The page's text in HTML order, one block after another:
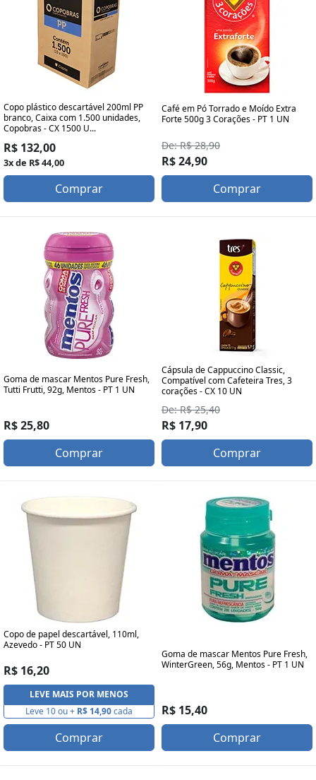
Copo plástico descartável 200ml PP
branco, Caixa com 1.500 unidades,
Copobras - CX 1500 U...
R$ 132,00
3x de R$ 44,00
Comprar
Café em Pó Torrado e Moído Extra
Forte 500g 3 Corações - PT 1 UN
De: R$ 28,90
R$ 24,90
Comprar
Goma de mascar Mentos Pure Fresh,
Tutti Frutti, 92g, Mentos - PT 1 UN
R$ 25,80
Comprar
Cápsula de Cappuccino Classic,
Compatível com Cafeteira Tres, 3
corações - CX 10 UN
De: R$ 25,40
R$ 17,90
Comprar
Copo de papel descartável, 110ml,
Azevedo - PT 50 UN
R$ 16,20
LEVE MAIS POR MENOS
Leve 10 ou + R$ 14,90cada
Comprar
Goma de mascar Mentos Pure Fresh,
WinterGreen, 56g, Mentos - PT 1 UN
R$ 15,40
Comprar